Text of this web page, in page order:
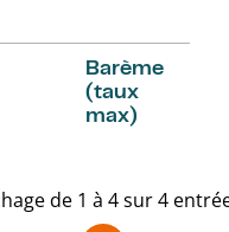
Barème
(taux
max)
de 1 à 4 sur 4